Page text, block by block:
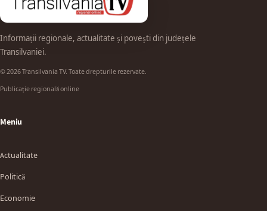
Informații regionale, actualitate și povești din județele
Transilvaniei.
© 2026 Transilvania TV. Toate drepturile rezervate.
Publicație regională online
Meniu
Actualitate
Politică
Economie